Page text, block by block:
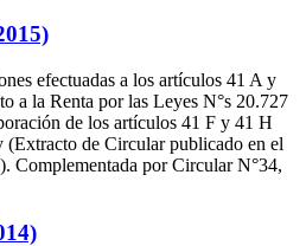
efectuadas a los artículos 41 A y
a la Renta por las Leyes N°s 20.727
de los artículos 41 F y 41 H
(Extracto de Circular publicado en el
Complementada por Circular N°34,